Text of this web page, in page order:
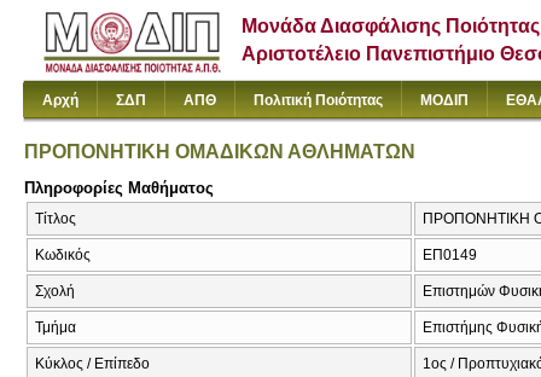
Μονάδα Διασφάλισης Ποιότητας
Αριστοτέλειο Πανεπιστήμιο
Αρχή ΣΔΠ ΑΠΘ Πολιτική Ποιότητας ΜΟΔΙΠ
ΠΡΟΠΟΝΗΤΙΚΗ ΟΜΑΔΙΚΩΝ ΑΘΛΗΜΑΤΩΝ
Πληροφορίες Μαθήματος
Τίτλος ΠΡΟΠΟΝΗΤΙΚΗ
Κωδικός ΕΠ0149
Σχολή Επιστημών
Τμήμα Επιστήμης
Κύκλος / Επίπεδο 1ος /